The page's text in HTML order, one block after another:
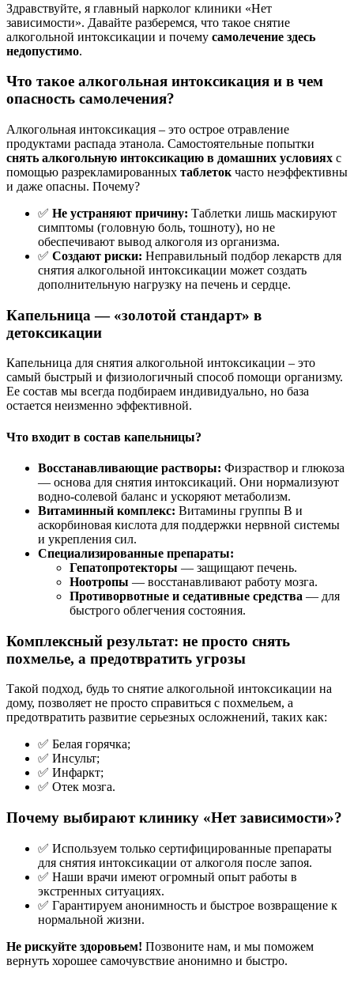
Здравствуйте, я главный нарколог клиники «Нет
зависимости». Давайте разберемся, что такое снятие
алкогольной интоксикации и почему самолечение здесь
недопустимо.
Что такое алкогольная интоксикация и в чем
опасность самолечения?
Алкогольная интоксикация – это острое отравление
продуктами распада этанола. Самостоятельные попытки
снять алкогольную интоксикацию в домашних условиях с
помощью разрекламированных таблеток часто неэффективны
и даже опасны. Почему?
✅ Не устраняют причину: Таблетки лишь маскируют
симптомы (головную боль, тошноту), но не
обеспечивают вывод алкоголя из организма.
✅ Создают риски: Неправильный подбор лекарств для
снятия алкогольной интоксикации может создать
дополнительную нагрузку на печень и сердце.
Капельница — «золотой стандарт» в
детоксикации
Капельница для снятия алкогольной интоксикации – это
самый быстрый и физиологичный способ помощи организму.
Ее состав мы всегда подбираем индивидуально, но база
остается неизменно эффективной.
Что входит в состав капельницы?
Восстанавливающие растворы: Физраствор и глюкоза
— основа для снятия интоксикаций. Они нормализуют
водно-солевой баланс и ускоряют метаболизм.
Витаминный комплекс: Витамины группы В и
аскорбиновая кислота для поддержки нервной системы
и укрепления сил.
Специализированные препараты:
Гепатопротекторы — защищают печень.
Ноотропы — восстанавливают работу мозга.
Противорвотные и седативные средства — для
быстрого облегчения состояния.
Комплексный результат: не просто снять
похмелье, а предотвратить угрозы
Такой подход, будь то снятие алкогольной интоксикации на
дому, позволяет не просто справиться с похмельем, а
предотвратить развитие серьезных осложнений, таких как:
✅ Белая горячка;
✅ Инсульт;
✅ Инфаркт;
✅ Отек мозга.
Почему выбирают клинику «Нет зависимости»?
✅ Используем только сертифицированные препараты
для снятия интоксикации от алкоголя после запоя.
✅ Наши врачи имеют огромный опыт работы в
экстренных ситуациях.
✅ Гарантируем анонимность и быстрое возвращение к
нормальной жизни.
Не рискуйте здоровьем! Позвоните нам, и мы поможем
вернуть хорошее самочувствие анонимно и быстро.